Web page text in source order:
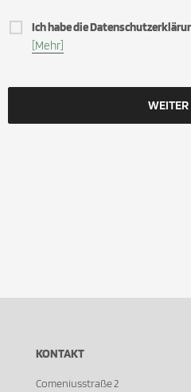
Ich habe die
[Mehr]
WEITER
KONTAKT
Comeniusstraße 2